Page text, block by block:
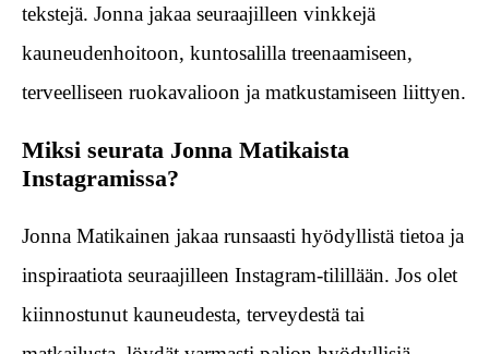
tekstejä. Jonna jakaa seuraajilleen vinkkejä
kauneudenhoitoon, kuntosalilla treenaamiseen,
terveelliseen ruokavalioon ja matkustamiseen liittyen.
Miksi seurata Jonna Matikaista
Instagramissa?
Jonna Matikainen jakaa runsaasti hyödyllistä tietoa ja
inspiraatiota seuraajilleen Instagram-tilillään. Jos olet
kiinnostunut kauneudesta, terveydestä tai